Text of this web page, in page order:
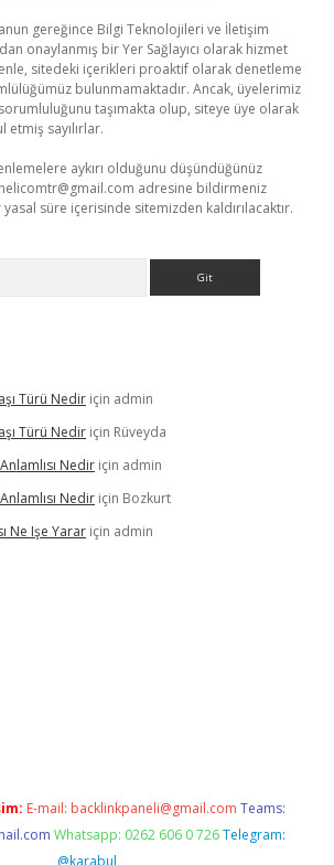
gereğince Bilgi Teknolojileri ve İletişim
onaylanmış bir Yer Sağlayıcı olarak hizmet
sitedeki içerikleri proaktif olarak denetleme
bulunmamaktadır. Ancak, üyelerimiz
taşımakta olup, siteye üye olarak
sayılırlar.
aykırı olduğunu düşündüğünüz
adresine bildirmeniz
süre içerisinde sitemizden kaldırılacaktır.
Türü Nedir için admin
Türü Nedir için Rüveyda
Nedir için admin
Nedir için Bozkurt
Ne Işe Yarar için admin
E-mail: backlinkpaneli@gmail.com Teams:
Whatsapp: 0262 606 0 726 Telegram:
@karabul